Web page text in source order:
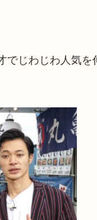
じわじわ人気を